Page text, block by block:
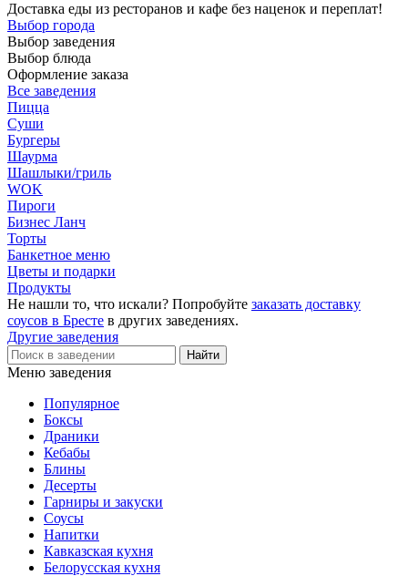
Доставка еды из ресторанов и кафе без наценок и переплат!
Выбор города
Выбор заведения
Выбор блюда
Оформление заказа
Все заведения
Пицца
Суши
Бургеры
Шаурма
Шашлыки/гриль
WOK
Пироги
Бизнес Ланч
Торты
Банкетное меню
Цветы и подарки
Продукты
Не нашли то, что искали? Попробуйте заказать доставку
соусов в Бресте в других заведениях.
Другие заведения
Меню заведения
Популярное
Боксы
Драники
Кебабы
Блины
Десерты
Гарниры и закуски
Соусы
Напитки
Кавказская кухня
Белорусская кухня